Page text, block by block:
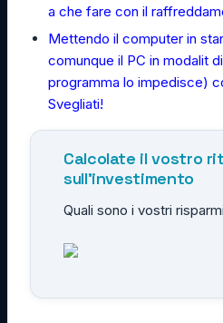
a che fare con il
Mettendo il computer in
comunque il PC in modalit
programma lo impedisce)
Svegliati!
Calcolate il vostro
sull'investimento
Quali sono i vostri